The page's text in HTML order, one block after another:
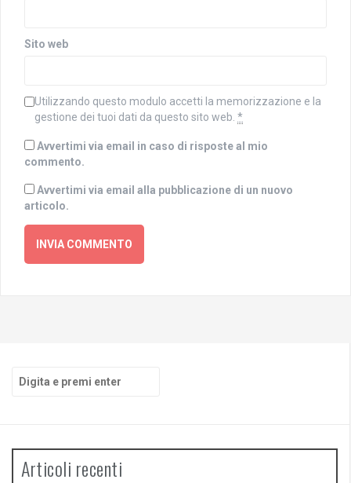
Sito web
Utilizzando questo modulo accetti la memorizzazione e la
gestione dei tuoi dati da questo sito web. *
Avvertimi via email in caso di risposte al mio
commento.
Avvertimi via email alla pubblicazione di un nuovo
articolo.
Articoli recenti